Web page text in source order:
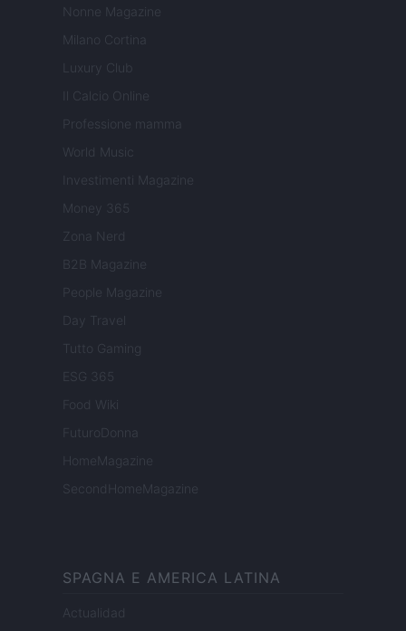
Nonne Magazine
Milano Cortina
Luxury Club
Il Calcio Online
Professione mamma
World Music
Investimenti Magazine
Money 365
Zona Nerd
B2B Magazine
People Magazine
Day Travel
Tutto Gaming
ESG 365
Food Wiki
FuturoDonna
HomeMagazine
SecondHomeMagazine
SPAGNA E AMERICA LATINA
Actualidad